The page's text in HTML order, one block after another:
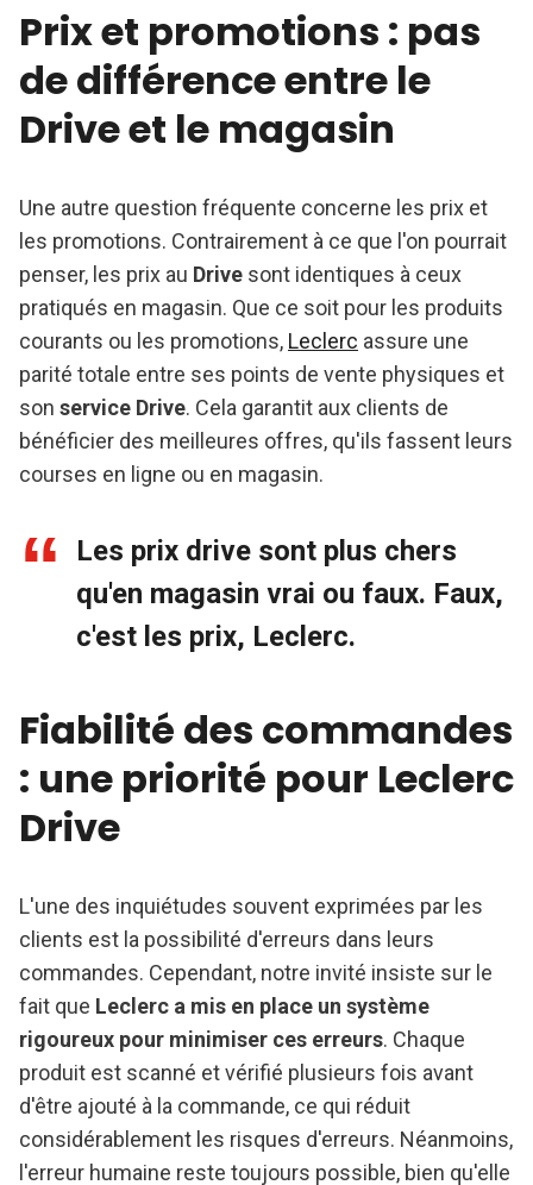
Prix et promotions : pas
de différence entre le
Drive et le magasin
Une autre question fréquente concerne les prix et
les promotions. Contrairement à ce que l'on pourrait
penser, les prix au Drive sont identiques à ceux
pratiqués en magasin. Que ce soit pour les produits
courants ou les promotions, Leclerc assure une
parité totale entre ses points de vente physiques et
son service Drive. Cela garantit aux clients de
bénéficier des meilleures offres, qu'ils fassent leurs
courses en ligne ou en magasin.
Les prix drive sont plus chers
qu'en magasin vrai ou faux. Faux,
c'est les prix, Leclerc.
Fiabilité des commandes
: une priorité pour Leclerc
Drive
L'une des inquiétudes souvent exprimées par les
clients est la possibilité d'erreurs dans leurs
commandes. Cependant, notre invité insiste sur le
fait que Leclerc a mis en place un système
rigoureux pour minimiser ces erreurs. Chaque
produit est scanné et vérifié plusieurs fois avant
d'être ajouté à la commande, ce qui réduit
considérablement les risques d'erreurs. Néanmoins,
l'erreur humaine reste toujours possible, bien qu'elle